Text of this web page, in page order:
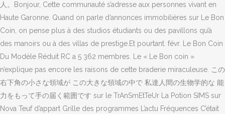
人。Bonjour, Cette communauté s’adresse aux personnes vivant en
Haute Garonne. Quand on parle d’annonces immobilières sur Le Bon
Coin, on pense plus à des studios étudiants ou des pavillons qu’à
des manoirs ou à des villas de prestige.Et pourtant. févr. Le Bon Coin
Du Modèle Réduit RC a 5 362 membres. Le « Le Bon coin »
n’explique pas encore les raisons de cette braderie miraculeuse. この
右下角の小さな領域が この大きな領域の中で 私達人間の生物学的な 能
力をもって手の届く範囲です sur le TrAnSmEtTeUr La Potion SIMS sur
Nova Teuf d’appart Grille des programmes L’actu Fréquences C’était